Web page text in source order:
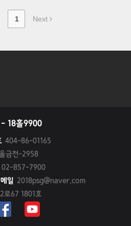
1 Next
- 18홀9900
404-86-01165
금천-2958
02-857-7900
일 2018psg@naver.com
로67 1801호